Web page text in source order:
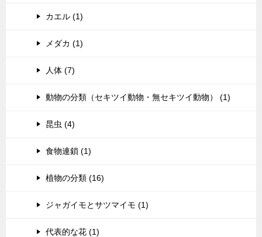
カエル (1)
メダカ (1)
人体 (7)
動物の分類（セキツイ動物・無セキツイ動物） (1)
昆虫 (4)
食物連鎖 (1)
植物の分類 (16)
ジャガイモとサツマイモ (1)
代表的な花 (1)